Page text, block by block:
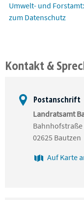
Umwelt- und
zum Datenschutz
Kontakt &
Postanschrift
Landratsamt
Bahnhofstraße
02625 Bautzen
Auf Karte